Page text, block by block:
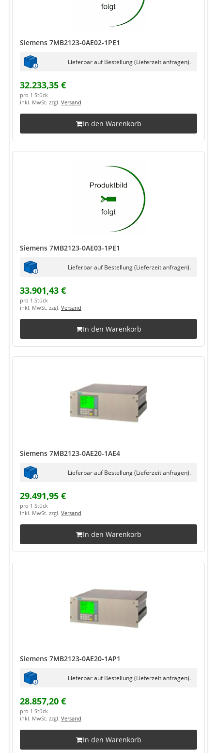
Siemens 7MB2123-0AE02-1PE1
Lieferbar auf Bestellung (Lieferzeit anfragen).
32.233,35 €
pro 1 Stück
inkl. MwSt. zzgl. Versand
In den Warenkorb
Siemens 7MB2123-0AE03-1PE1
Lieferbar auf Bestellung (Lieferzeit anfragen).
33.901,43 €
pro 1 Stück
inkl. MwSt. zzgl. Versand
In den Warenkorb
Siemens 7MB2123-0AE20-1AE4
Lieferbar auf Bestellung (Lieferzeit anfragen).
29.491,95 €
pro 1 Stück
inkl. MwSt. zzgl. Versand
In den Warenkorb
Siemens 7MB2123-0AE20-1AP1
Lieferbar auf Bestellung (Lieferzeit anfragen).
28.857,20 €
pro 1 Stück
inkl. MwSt. zzgl. Versand
In den Warenkorb